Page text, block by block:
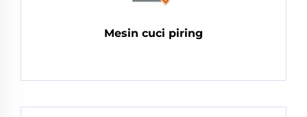
Mesin cuci piring